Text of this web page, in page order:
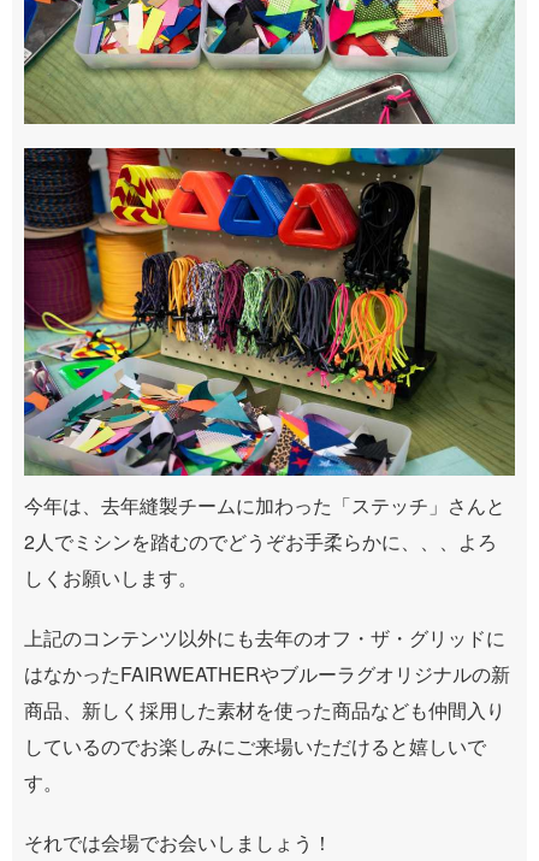
今年は、去年縫製チームに加わった「ステッチ」さんと
2人でミシンを踏むのでどうぞお手柔らかに、、、よろ
しくお願いします。
上記のコンテンツ以外にも去年のオフ・ザ・グリッドに
はなかったFAIRWEATHERやブルーラグオリジナルの新
商品、新しく採用した素材を使った商品なども仲間入り
しているのでお楽しみにご来場いただけると嬉しいで
す。
それでは会場でお会いしましょう！